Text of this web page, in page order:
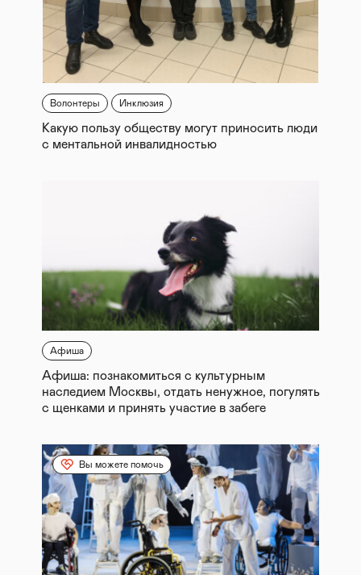
Волонтеры Инклюзия
Какую пользу обществу могут приносить люди
с ментальной инвалидностью
Афиша
Афиша: познакомиться с культурным
наследием Москвы, отдать ненужное, погулять
с щенками и принять участие в забеге
Вы можете помочь